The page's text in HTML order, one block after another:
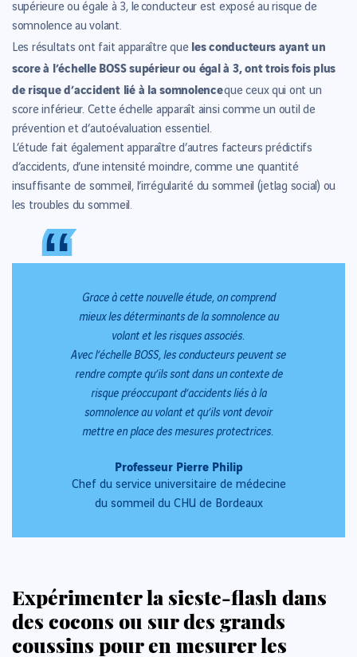
supérieure ou égale à 3, le conducteur est exposé au risque de
somnolence au volant.
Les résultats ont fait apparaître que les conducteurs ayant un
score à l’échelle BOSS supérieur ou égal à 3, ont trois fois plus
de risque d’accident lié à la somnolenceque ceux qui ont un
score inférieur. Cette échelle apparaît ainsi comme un outil de
prévention et d’autoévaluation essentiel.
L’étude fait également apparaître d’autres facteurs prédictifs
d’accidents, d’une intensité moindre, comme une quantité
insuffisante de sommeil, l’irrégularité du sommeil (jetlag social) ou
les troubles du sommeil.
“
“
Grace à cette nouvelle étude, on comprend
mieux les déterminants de la somnolence au
volant et les risques associés.
Avec l’échelle BOSS, les conducteurs peuvent se
rendre compte qu’ils sont dans un contexte de
risque préoccupant d’accidents liés à la
somnolence au volant et qu’ils vont devoir
mettre en place des mesures protectrices.
Professeur Pierre Philip
Chef du service universitaire de médecine
du sommeil du CHU de Bordeaux
Expérimenter la sieste-flash dans
des cocons ou sur des grands
coussins pour en mesurer les